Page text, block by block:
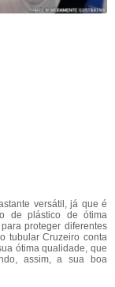
versátil, já que é
de plástico de ótima
proteger diferentes
tubular Cruzeiro conta
ótima qualidade, que
assim, a sua boa